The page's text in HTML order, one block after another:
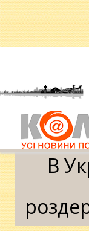
Головна »
ухвалили
В